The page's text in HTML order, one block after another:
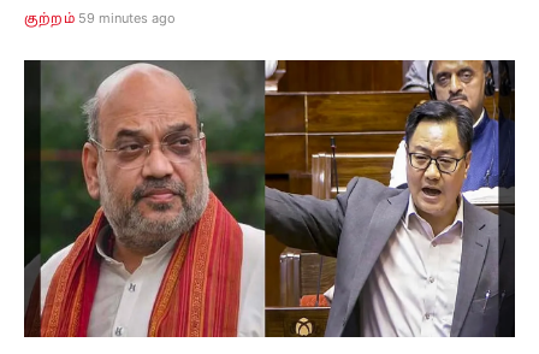
குற்றம் 59 minutes ago